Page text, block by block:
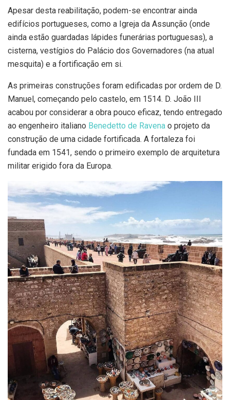
Apesar desta reabilitação, podem-se encontrar ainda
edifícios portugueses, como a Igreja da Assunção (onde
ainda estão guardadas lápides funerárias portuguesas), a
cisterna, vestígios do Palácio dos Governadores (na atual
mesquita) e a fortificação em si.
As primeiras construções foram edificadas por ordem de D.
Manuel, começando pelo castelo, em 1514. D. João III
acabou por considerar a obra pouco eficaz, tendo entregado
ao engenheiro italiano Benedetto de Ravena o projeto da
construção de uma cidade fortificada. A fortaleza foi
fundada em 1541, sendo o primeiro exemplo de arquitetura
militar erigido fora da Europa.